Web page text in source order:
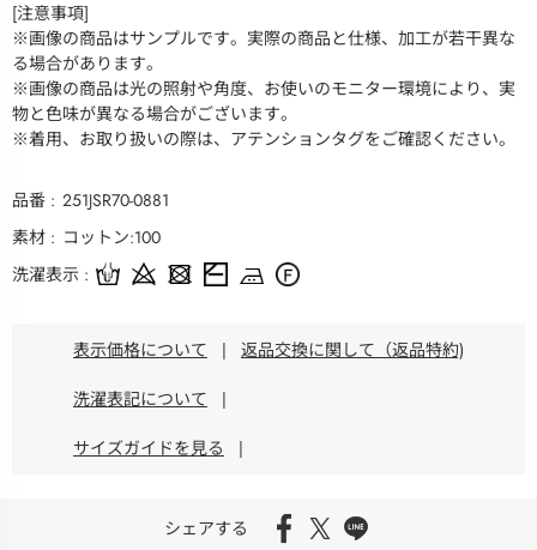
[注意事項]
※画像の商品はサンプルです。実際の商品と仕様、加工が若干異な
る場合があります。
※画像の商品は光の照射や角度、お使いのモニター環境により、実
物と色味が異なる場合がございます。
※着用、お取り扱いの際は、アテンションタグをご確認ください。
品番
251JSR70-0881
素材
コットン:100
洗濯表示
表示価格について | 返品交換に関して（返品特約)
洗濯表記について |
サイズガイドを見る |
シェアする